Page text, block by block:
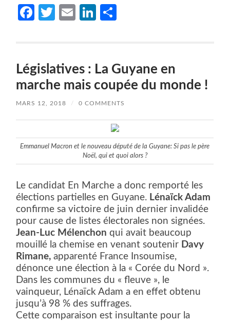
Facebook
Twitter
EmailLinkedIn
Législatives : La Guyane en
marche mais coupée du monde !
MARS 12, 2018 / 0 COMMENTS
Emmanuel Macron et le nouveau député de la Guyane: Si pas le père
Noël, qui et quoi alors ?
Le candidat En Marche a donc remporté les
élections partielles en Guyane. Lénaïck Adam
confirme sa victoire de juin dernier invalidée
pour cause de listes électorales non signées.
Jean-Luc Mélenchon qui avait beaucoup
mouillé la chemise en venant soutenir Davy
Rimane, apparenté France Insoumise,
dénonce une élection à la « Corée du Nord ».
Dans les communes du « fleuve », le
vainqueur, Lénaïck Adam a en effet obtenu
jusqu’à 98 % des suffrages.
Cette comparaison est insultante pour la